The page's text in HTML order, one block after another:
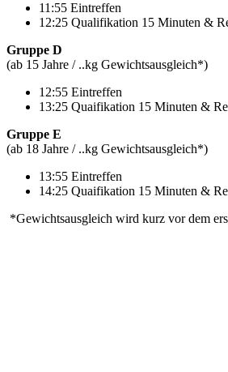
11:55 Eintreffen
12:25 Qualifikation 15 Minuten &
Gruppe D
(ab 15 Jahre / ..kg Gewichtsausgleich*)
12:55 Eintreffen
13:25 Quaifikation 15 Minuten &
Gruppe E
(ab 18 Jahre / ..kg Gewichtsausgleich*)
13:55 Eintreffen
14:25 Quaifikation 15 Minuten &
*Gewichtsausgleich wird kurz vor dem